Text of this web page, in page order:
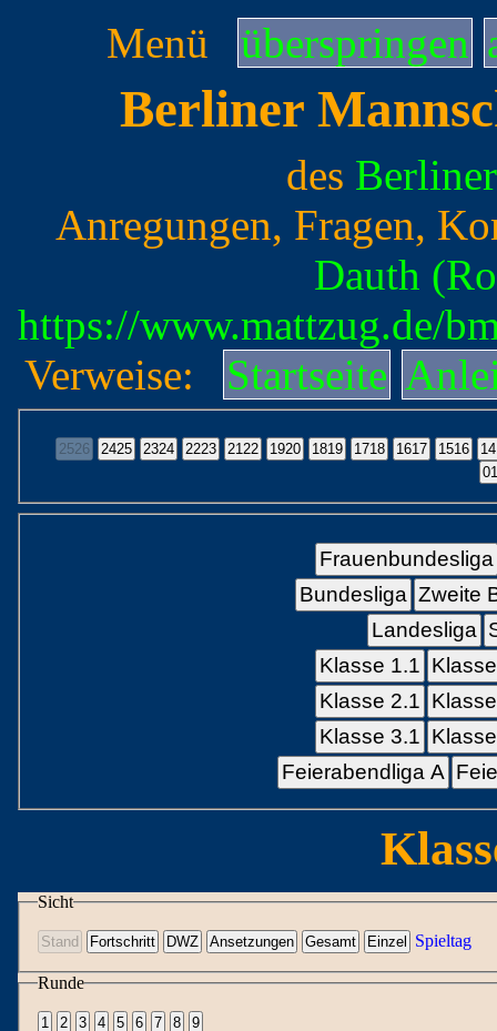
Menü überspringen
Berliner
des
Anregungen, Fragen,
Dauth
https://www.mattzug.de/
Verweise:
Startseite
Frauenbundesliga
Bundesliga Zweite
Landesliga
Klasse 1.1
Klasse 2.1
Klasse 3.1
Feierabendliga A
Sicht
Spieltag
Runde